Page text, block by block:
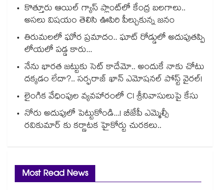
కొత్తూరు ఆయిల్ గ్యాస్⁪ ప్లాంట్⁫లో కేంద్ర బలగాలు..
అసలు విషయం తెలిసి ఊపిరి పీల్చుకున్న జనం
తిరుమలలో ఘోర ప్రమాదం.. ఘాట్ రోడ్డులో అదుపుతప్పి
లోయలో పడ్డ కారు...
నేను భారత జట్టుకు సెట్ కాదేమో.. అందుకే నాకు చోటు
దక్కడం లేదా?.. సర్ఫరాజ్ ఖాన్ ఎమోషనల్ పోస్ట్ వైరల్!
లైంగిక వేధింపుల వ్యవహారంలో CI శ్రీనివాసులుపై కేసు
నోరు అదుపులో పెట్టుకోండి...! బీజేపీ ఎమ్మెల్సీ
రవికుమార్ కు కర్ణాటక హైకోర్టు చురకలు..
Most Read News